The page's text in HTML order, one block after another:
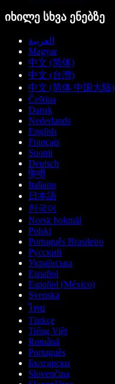
იხილე სხვა ენებზე
العربية
Magyar
中文 (简体)
中文 (台灣)
中文 (简体 中国大陆)
Čeština
Dansk
Nederlands
English
Français
Suomi
Deutsch
हिन्दी
Italiano
日本語
한국어
Norsk bokmål
Polski
Português Brasileiro
Русский
Українська
Español
Español (México)
Svenska
ไทย
Türkçe
Tiếng Việt
Română
Português
Български
Slovenčina